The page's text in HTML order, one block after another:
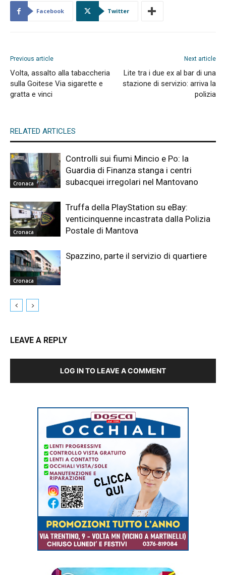
Facebook Twitter
Previous article
Volta, assalto alla tabaccheria
sulla Goitese Via sigarette e
gratta e vinci
Next article
Lite tra i due ex al bar di una
stazione di servizio: arriva la
polizia
RELATED ARTICLES
Cronaca
Controlli sui fiumi Mincio e Po: la
Guardia di Finanza stanga i centri
subacquei irregolari nel Mantovano
Cronaca
Truffa della PlayStation su eBay:
venticinquenne incastrata dalla Polizia
Postale di Mantova
Cronaca
Spazzino, parte il servizio di quartiere
LEAVE A REPLY
LOG IN TO LEAVE A COMMENT